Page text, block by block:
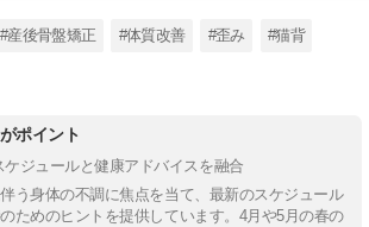
#産後骨盤矯正 #体質改善 #歪み #猫背
ポイント
ケジュールと健康アドバイスを融合
う身体の不調に焦点を当て、最新のスケジュール
ためのヒントを提供しています。4月や5月の春の